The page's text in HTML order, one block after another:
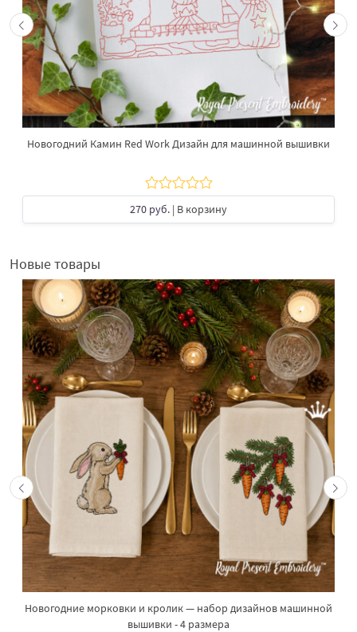
Новогодний Камин Red Work Дизайн для машинной вышивки
270 руб. | В корзину
Новые товары
Новогодние морковки и кролик — набор дизайнов машинной
вышивки - 4 размера